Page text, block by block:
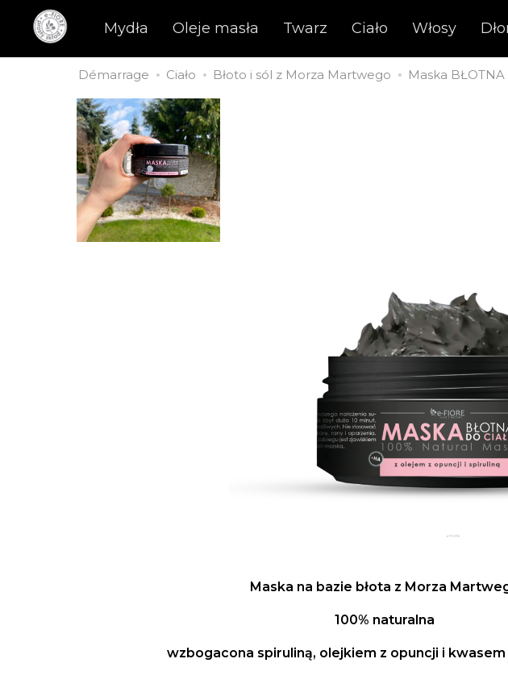
Mydła Oleje masła Twarz Ciało Włosy
Démarrage Ciało Błoto i sól z Morza Martwego Maska
Maska na bazie błota z Morza
100% naturalna
wzbogacona spiruliną, olejkiem z opuncji i